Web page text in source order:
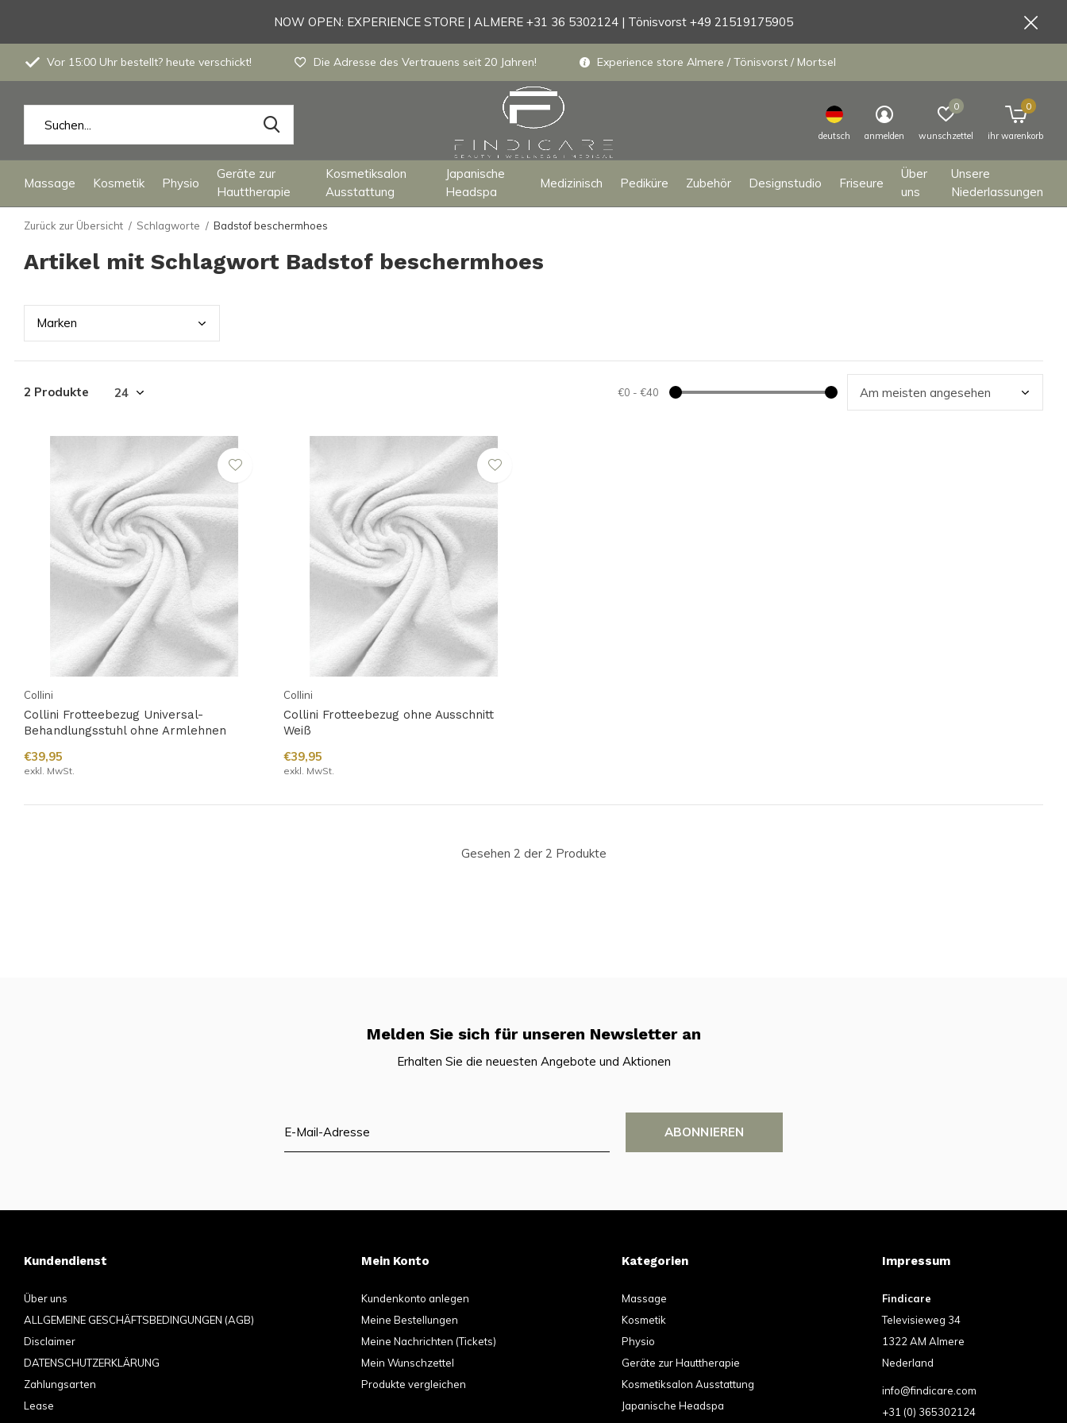
Massage Kosmetik Physio
Geräte zur
Hauttherapie
Kosmetiksalon
Ausstattung
Japanische
Headspa
Medizinisch Pediküre Zubehör Designstudio Friseure
Über
uns
Unsere
Niederlassungen
deutsch anmelden wunschzettel
0
ihr warenkorb
0
Vor 15:00 Uhr bestellt? heute verschickt! Die Adresse des Vertrauens seit 20 Jahren! Experience store Almere / Tönisvorst / Mortsel
NOW OPEN: EXPERIENCE STORE | ALMERE +31 36 5302124 | Tönisvorst +49 21519175905
Zurück zur Übersicht Schlagworte Badstof beschermhoes
Artikel mit Schlagwort Badstof beschermhoes
Marken
2 Produkte €0 - €40
Collini
Collini Frotteebezug Universal-
Behandlungsstuhl ohne Armlehnen
€39,95
exkl. MwSt.
Collini
Collini Frotteebezug ohne Ausschnitt
Weiß
€39,95
exkl. MwSt.
Gesehen 2 der 2 Produkte
Melden Sie sich für unseren Newsletter an
Erhalten Sie die neuesten Angebote und Aktionen
ABONNIEREN
Kundendienst
Über uns
ALLGEMEINE GESCHÄFTSBEDINGUNGEN (AGB)
Disclaimer
DATENSCHUTZERKLÄRUNG
Zahlungsarten
Lease
Mein Konto
Kundenkonto anlegen
Meine Bestellungen
Meine Nachrichten (Tickets)
Mein Wunschzettel
Produkte vergleichen
Kategorien
Massage
Kosmetik
Physio
Geräte zur Hauttherapie
Kosmetiksalon Ausstattung
Japanische Headspa
Impressum
Findicare
Televisieweg 34
1322 AM Almere
Nederland
info@findicare.com
+31 (0) 365302124